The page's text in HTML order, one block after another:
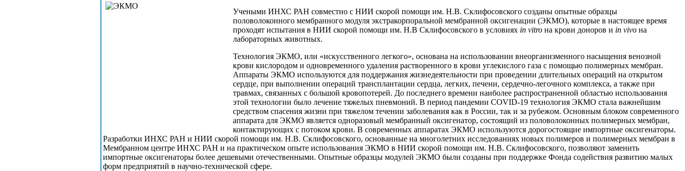
Учеными ИНХС РАН совместно с НИИ скорой помощи им. Н.В. Склифосовского созданы опытные образцы
половолоконного мембранного модуля экстракорпоральной мембранной оксигенации (ЭКМО), которые в настоящее время
проходят испытания в НИИ скорой помощи им. Н.В Склифосовского в условиях in vitro на крови доноров и in vivo на
лабораторных животных.
Технология ЭКМО, или «искусственного легкого», основана на использовании внеорганизменного насыщения венозной
крови кислородом и одновременного удаления растворенного в крови углекислого газа с помощью полимерных мембран.
Аппараты ЭКМО используются для поддержания жизнедеятельности при проведении длительных операций на открытом
сердце, при выполнении операций трансплантации сердца, легких, печени, сердечно-легочного комплекса, а также при
травмах, связанных с большой кровопотерей. До последнего времени наиболее распространенной областью использования
этой технологии было лечение тяжелых пневмоний. В период пандемии COVID-19 технология ЭКМО стала важнейшим
средством спасения жизни при тяжелом течении заболевания как в России, так и за рубежом. Основным блоком современного
аппарата для ЭКМО является одноразовый мембранный оксигенатор, состоящий из половолоконных полимерных мембран,
контактирующих с потоком крови. В современных аппаратах ЭКМО используются дорогостоящие импортные оксигенаторы.
Разработки ИНХС РАН и НИИ скорой помощи им. Н.В. Склифосовского, основанные на многолетних исследованиях новых полимеров и полимерных мембран в
Мембранном центре ИНХС РАН и на практическом опыте использования ЭКМО в НИИ скорой помощи им. Н.В. Склифосовского, позволяют заменить
импортные оксигенаторы более дешевыми отечественными. Опытные образцы модулей ЭКМО были созданы при поддержке Фонда содействия развитию малых
форм предприятий в научно-технической сфере.